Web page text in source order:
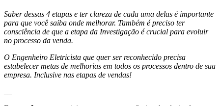
Saber dessas 4 etapas e ter clareza de cada uma delas é importante
para que você saiba onde melhorar. Também é preciso ter
consciência de que a etapa da Investigação é crucial para evoluir
no processo da venda.
O Engenheiro Eletricista que quer ser reconhecido precisa
estabelecer metas de melhorias em todos os processos dentro de sua
empresa. Inclusive nas etapas de vendas!